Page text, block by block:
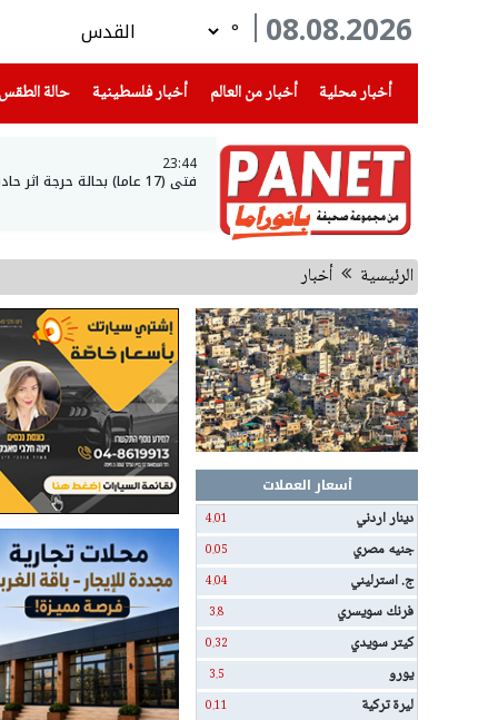
08.08.2026
°
أخبار محلية
(current) أخبار من العالم أخبار فلسطينية(current) حالة الطقس
23:44
فتى (17 عاما) بحالة حرجة اثر حادث طرق في عرعرة النقب
الرئيسية أخبار
أسعار العملات
دينار اردني
4.01
جنيه مصري 0.05
ج. استرليني 4.04
فرنك سويسري 3.8
كيتر سويدي 0.32
يورو 3.5
ليرة تركية 0.11